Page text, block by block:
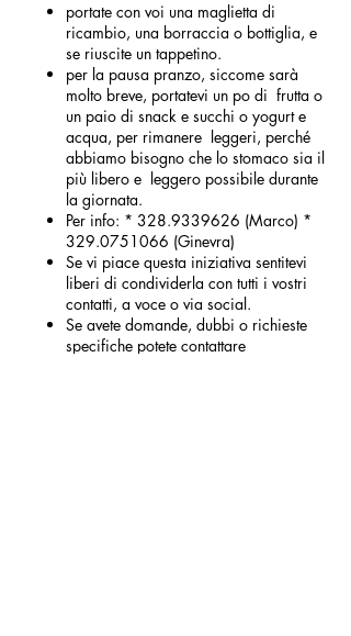
portate con voi una maglietta di
ricambio, una borraccia o bottiglia, e
se riuscite un tappetino.
per la pausa pranzo, siccome sarà
molto breve, portatevi un po di frutta o
un paio di snack e succhi o yogurt e
acqua, per rimanere leggeri, perché
abbiamo bisogno che lo stomaco sia il
più libero e leggero possibile durante
la giornata.
Per info: * 328.9339626 (Marco) *
329.0751066 (Ginevra)
Se vi piace questa iniziativa sentitevi
liberi di condividerla con tutti i vostri
contatti, a voce o via social.
Se avete domande, dubbi o richieste
specifiche potete contattare